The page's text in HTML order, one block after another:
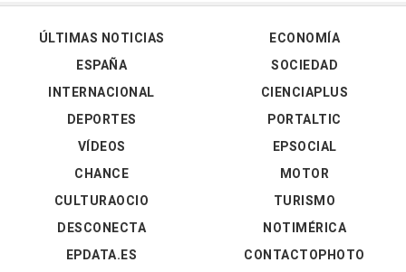
ÚLTIMAS NOTICIAS
ESPAÑA
INTERNACIONAL
DEPORTES
VÍDEOS
ECONOMÍA
SOCIEDAD
CIENCIAPLUS
PORTALTIC
EPSOCIAL
CHANCE
CULTURAOCIO
DESCONECTA
EPDATA.ES
MOTOR
TURISMO
NOTIMÉRICA
CONTACTOPHOTO